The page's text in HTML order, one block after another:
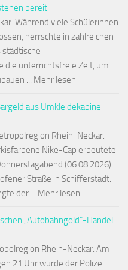
bereit
Während viele Schülerinnen
herrschte in zahlreichen
städtische
die unterrichtsfreie Zeit, um
... Mehr lesen
aus Umkleidekabine
Rhein-Neckar.
Nike-Cap erbeutete
(06.08.2026)
Straße in Schifferstadt.
der ... Mehr lesen
„Autobahngold“-Handel
Rhein-Neckar. Am
21 Uhr wurde der Polizei